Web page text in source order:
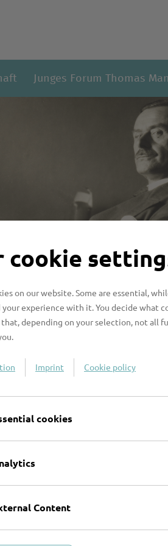
Junges Forum Thomas
werden
cookie
on our website. Some are essential,
experience with it. You decide what
depending on your selection, not all
Imprint Cookie policy
cookies
Content